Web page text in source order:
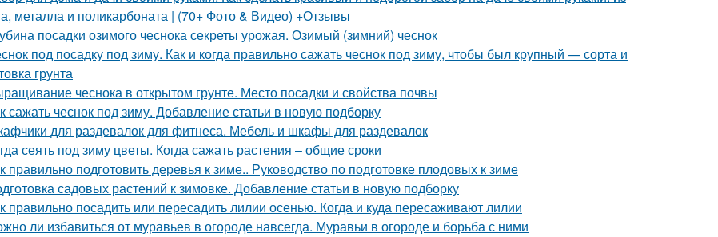
металла и поликарбоната | (70+ Фото & Видео) +Отзывы
посадки озимого чеснока секреты урожая. Озимый (зимний) чеснок
под посадку под зиму. Как и когда правильно сажать чеснок под зиму, чтобы был крупный — сорта и
грунта
чеснока в открытом грунте. Место посадки и свойства почвы
сажать чеснок под зиму. Добавление статьи в новую подборку
для раздевалок для фитнеса. Мебель и шкафы для раздевалок
сеять под зиму цветы. Когда сажать растения – общие сроки
правильно подготовить деревья к зиме.. Руководство по подготовке плодовых к зиме
садовых растений к зимовке. Добавление статьи в новую подборку
правильно посадить или пересадить лилии осенью. Когда и куда пересаживают лилии
ли избавиться от муравьев в огороде навсегда. Муравьи в огороде и борьба с ними